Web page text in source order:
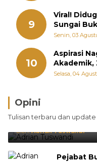
9
Viral!
Sungai
Warga
Senin, 03
10
Aspirasi
Akademik,
Selasa, 04
Opini
Tulisan terbaru dan update
Brasil Lebih
Punya Cara
Oleh:Adrian Tuswandi
Pejabat